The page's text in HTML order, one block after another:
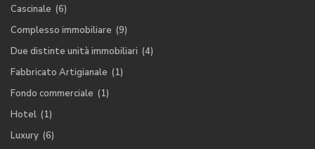
Cascinale (6)
Complesso immobiliare (9)
Due distinte unità immobiliari (4)
Fabbricato Artigianale (1)
Fondo commerciale (1)
Hotel (1)
Luxury (6)